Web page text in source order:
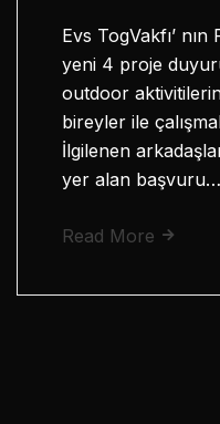
Evs TogVakfı’
yeni 4 proje
outdoor
bireyler ile
İlgilenen
yer alan başvuru…
Read More